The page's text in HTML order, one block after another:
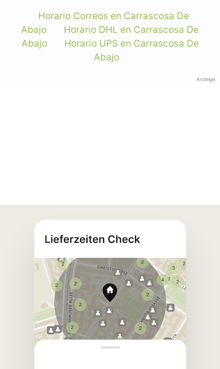
Horario Correos en Carrascosa De
Abajo
Horario DHL en Carrascosa De
Abajo
Horario UPS en Carrascosa De
Abajo
Anzeige